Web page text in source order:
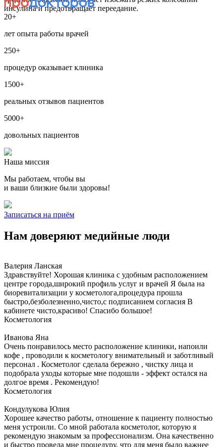
инсулина и предотвращает переедание.
20+
лет опыта работы врачей
250+
процедур оказывает клиника
1500+
реальных отзывов пациентов
5000+
довольных пациентов
Наша миссия
Мы работаем, чтобы вы
и ваши близкие были здоровы!
Записаться на приём
Нам доверяют медийные люди
Валерия Ланская
Здравствуйте! Хорошая клиника с удобным расположением
центре города,широкий профиль услуг и врачей Я была на
биоревитализации у косметолога,процедура прошла
быстро,безболезненно,чисто,с подписанием согласия В
кабинете чисто,красиво! Спасибо большое!
Косметология
Иванова Яна
Очень понравилось место расположение клиники, напоили
кофе , проводили к косметологу внимательный и заботливый
персонал . Косметолог сделала бережно , чистку лица и
подобрала уходы которые мне подошли - эффект остался на
долгое время . Рекомендую!
Косметология
Кондулукова Юлия
Хорошее качество работы, отношение к пациенту полностью
меня устроили. Со мной работала косметолог, которую я
рекомендую знакомым за профессионализм. Она качественно
и быстро провела мне процедуру, что для меня было важнее